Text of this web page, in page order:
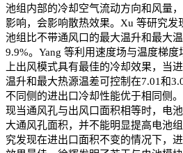
池组内部的冷却空气流动方向和风量
影响，会影响散热效果。Xu 等研究发
池组比不带通风口的最大温升和最大
9.9%。Yang 等利用速度场与温度梯
上出风模式具有最佳的冷却效果，当
温升和最大热源温差可控制在7.01和
不同侧的进出口冷却性能优于相同侧
现当通风孔与出风口面积相等时，电
大通风孔面积，并不能明显提高电池
究发现在进出口面积不变的情况下，